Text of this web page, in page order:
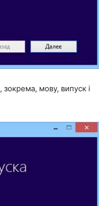
мову, випуск і